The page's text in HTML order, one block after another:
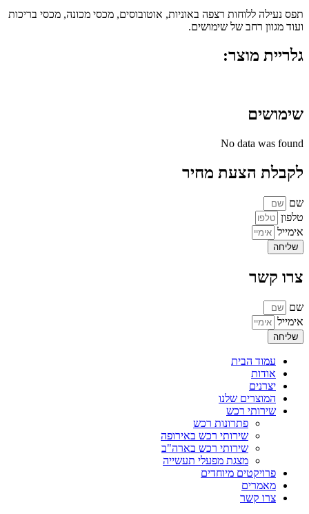
תפס נעילה ללוחות רצפה באוניות, אוטובוסים, מכסי מכונה, מכסי בריכות
ועוד מגוון רחב של שימושים.
גלריית מוצר:
שימושים
No data was found
לקבלת הצעת מחיר
שם
טלפון
אימייל
שליחה
צרו קשר
שם
אימייל
שליחה
עמוד הבית
אודות
יצרנים
המוצרים שלנו
שירותי רכש
פתרונות רכש
שירותי רכש באירופה
שירותי רכש בארה"ב
מצגת מפעלי תעשייה
פרויקטים מיוחדים
מאמרים
צרו קשר